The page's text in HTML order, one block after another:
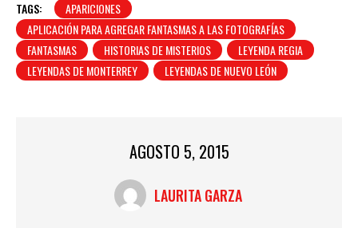
TAGS:
APARICIONES
APLICACIÓN PARA AGREGAR FANTASMAS A LAS FOTOGRAFÍAS
FANTASMAS
HISTORIAS DE MISTERIOS
LEYENDA REGIA
LEYENDAS DE MONTERREY
LEYENDAS DE NUEVO LEÓN
AGOSTO 5, 2015
LAURITA GARZA